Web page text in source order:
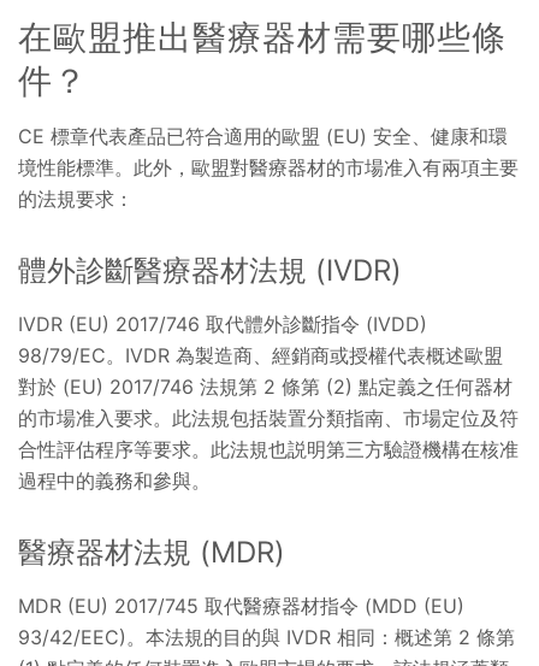
在歐盟推出醫療器材需要哪些條
件？
CE 標章代表產品已符合適用的歐盟 (EU) 安全、健康和環
境性能標準。此外，歐盟對醫療器材的市場准入有兩項主要
的法規要求：
體外診斷醫療器材法規 (IVDR)
IVDR (EU) 2017/746 取代體外診斷指令 (IVDD)
98/79/EC。IVDR 為製造商、經銷商或授權代表概述歐盟
對於 (EU) 2017/746 法規第 2 條第 (2) 點定義之任何器材
的市場准入要求。此法規包括裝置分類指南、市場定位及符
合性評估程序等要求。此法規也説明第三方驗證機構在核准
過程中的義務和參與。
醫療器材法規 (MDR)
MDR (EU) 2017/745 取代醫療器材指令 (MDD (EU)
93/42/EEC)。本法規的目的與 IVDR 相同：概述第 2 條第